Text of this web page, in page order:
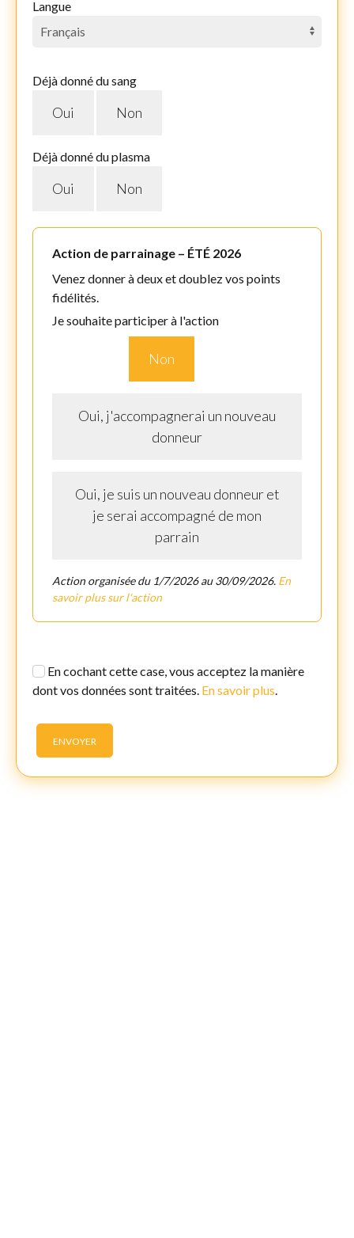
Langue
Déjà donné du sang
Oui Non
Déjà donné du plasma
Oui Non
Action de parrainage – ÉTÉ 2026
Venez donner à deux et doublez vos points
fidélités.
Je souhaite participer à l'action
Non
Oui, j'accompagnerai un nouveau
donneur
Oui, je suis un nouveau donneur et
je serai accompagné de mon
parrain
Action organisée du 1/7/2026 au 30/09/2026. En
savoir plus sur l'action
En cochant cette case, vous acceptez la manière
dont vos données sont traitées. En savoir plus.
ENVOYER